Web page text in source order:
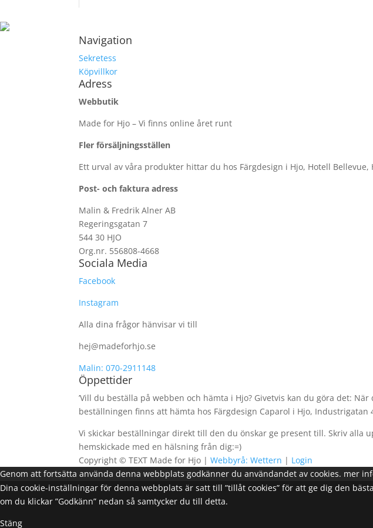
Navigation
Sekretess
Köpvillkor
Adress
Webbutik
Made for Hjo – Vi finns online året runt
Fler försäljningsställen
Ett urval av våra produkter hittar du hos Färgdesign i Hjo, Hotell
Post- och faktura adress
Malin & Fredrik Alner AB
Regeringsgatan 7
544 30 HJO
Org.nr. 556808-4668
Sociala Media
Facebook
Instagram
Alla dina frågor hänvisar vi till
hej@madeforhjo.se
Malin: 070-2911148
Öppettider
’Vill du beställa på webben och hämta i Hjo? Givetvis kan du göra det:
beställningen finns att hämta hos Färgdesign Caparol i Hjo, Industrigatan
Vi skickar beställningar direkt till den du önskar ge present till. Skriv
hemskickade med en hälsning från dig:=)
Copyright ©TEXT Made for Hjo |Webbyrå: Wettern | Login
Genom att fortsätta använda denna webbplats godkänner du användandet av cookies. mer
Dina cookie-inställningar för denna webbplats är satt till ”tillåt cookies” för att ge dig den
om du klickar ”Godkänn” nedan så samtycker du till detta.
Stäng